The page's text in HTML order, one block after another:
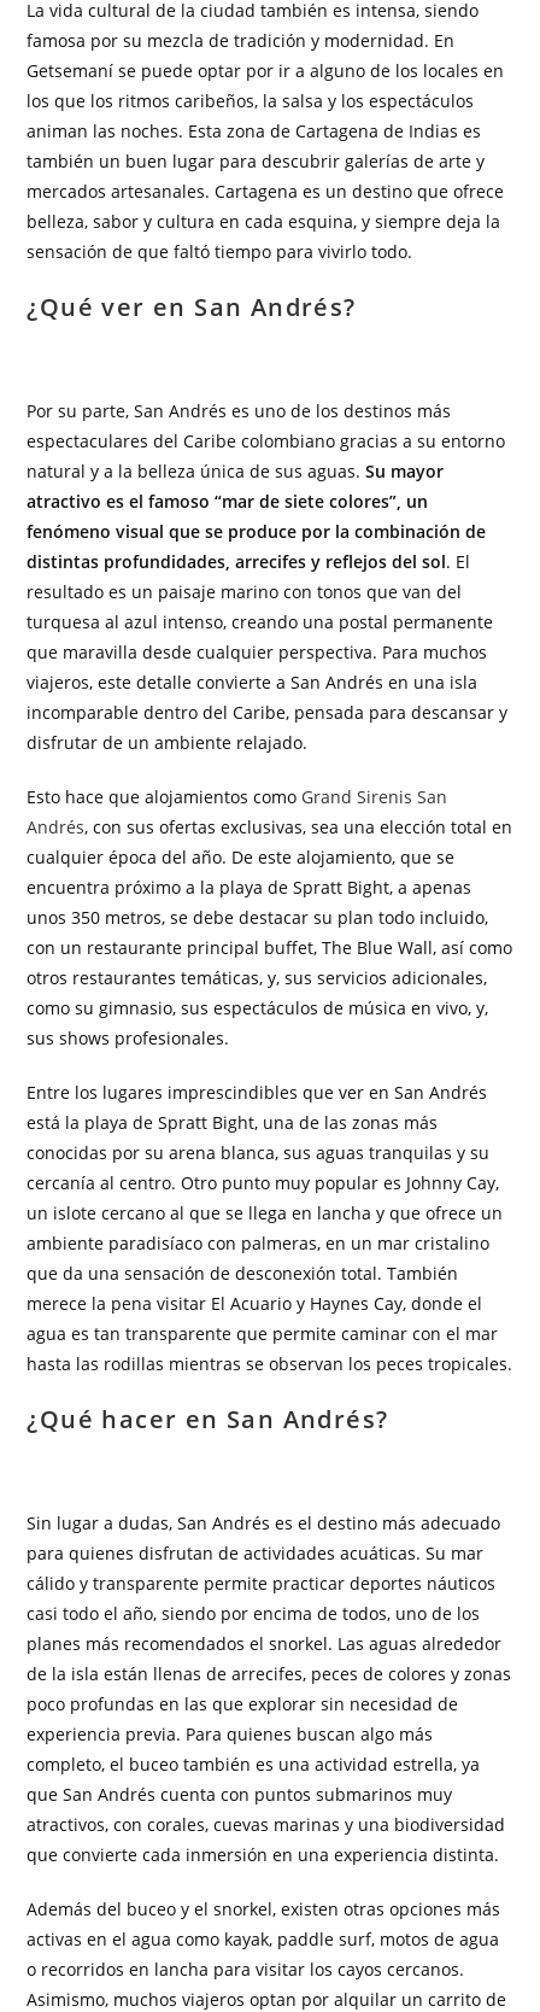
La vida cultural de la ciudad también es intensa, siendo
famosa por su mezcla de tradición y modernidad. En
Getsemaní se puede optar por ir a alguno de los locales en
los que los ritmos caribeños, la salsa y los espectáculos
animan las noches. Esta zona de Cartagena de Indias es
también un buen lugar para descubrir galerías de arte y
mercados artesanales. Cartagena es un destino que ofrece
belleza, sabor y cultura en cada esquina, y siempre deja la
sensación de que faltó tiempo para vivirlo todo.
¿Qué ver en San Andrés?
Por su parte, San Andrés es uno de los destinos más
espectaculares del Caribe colombiano gracias a su entorno
natural y a la belleza única de sus aguas.Su mayor
atractivo es el famoso “mar de siete colores”, un
fenómeno visual que se produce por la combinación de
distintas profundidades, arrecifes y reflejos del sol. El
resultado es un paisaje marino con tonos que van del
turquesa al azul intenso, creando una postal permanente
que maravilla desde cualquier perspectiva. Para muchos
viajeros, este detalle convierte a San Andrés en una isla
incomparable dentro del Caribe, pensada para descansar y
disfrutar de un ambiente relajado.
Esto hace que alojamientos como Grand Sirenis San
Andrés, con sus ofertas exclusivas, sea una elección total en
cualquier época del año. De este alojamiento, que se
encuentra próximo a la playa de Spratt Bight, a apenas
unos 350 metros, se debe destacar su plan todo incluido,
con un restaurante principal buffet, The Blue Wall, así como
otros restaurantes temáticas, y, sus servicios adicionales,
como su gimnasio, sus espectáculos de música en vivo, y,
sus shows profesionales.
Entre los lugares imprescindibles que ver en San Andrés
está la playa de Spratt Bight, una de las zonas más
conocidas por su arena blanca, sus aguas tranquilas y su
cercanía al centro. Otro punto muy popular es Johnny Cay,
un islote cercano al que se llega en lancha y que ofrece un
ambiente paradisíaco con palmeras, en un mar cristalino
que da una sensación de desconexión total. También
merece la pena visitar El Acuario y Haynes Cay, donde el
agua es tan transparente que permite caminar con el mar
hasta las rodillas mientras se observan los peces tropicales.
¿Qué hacer en San Andrés?
Sin lugar a dudas, San Andrés es el destino más adecuado
para quienes disfrutan de actividades acuáticas. Su mar
cálido y transparente permite practicar deportes náuticos
casi todo el año, siendo por encima de todos, uno de los
planes más recomendados el snorkel. Las aguas alrededor
de la isla están llenas de arrecifes, peces de colores y zonas
poco profundas en las que explorar sin necesidad de
experiencia previa. Para quienes buscan algo más
completo, el buceo también es una actividad estrella, ya
que San Andrés cuenta con puntos submarinos muy
atractivos, con corales, cuevas marinas y una biodiversidad
que convierte cada inmersión en una experiencia distinta.
Además del buceo y el snorkel, existen otras opciones más
activas en el agua como kayak, paddle surf, motos de agua
o recorridos en lancha para visitar los cayos cercanos.
Asimismo, muchos viajeros optan por alquilar un carrito de